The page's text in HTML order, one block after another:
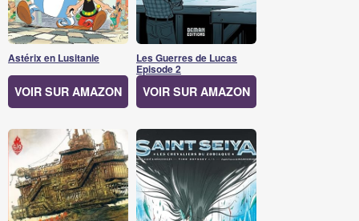
Astérix en Lusitanie
VOIR SUR AMAZON
Les Guerres de Lucas
Episode 2
VOIR SUR AMAZON